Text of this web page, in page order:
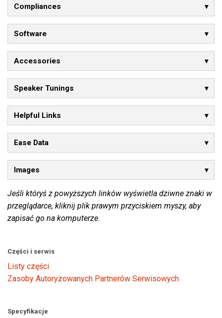
Compliances
Software
Accessories
Speaker Tunings
Helpful Links
Ease Data
Images
Jeśli któryś z powyższych linków wyświetla dziwne znaki w
przeglądarce, kliknij plik prawym przyciskiem myszy, aby
zapisać go na komputerze.
Części i serwis
Listy części
Zasoby Autoryzowanych Partnerów Serwisowych
Specyfikacje